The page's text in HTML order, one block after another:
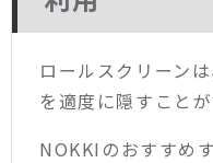
ロールスクリーン
を適度に隠すこと
NOKKIのおすすめ